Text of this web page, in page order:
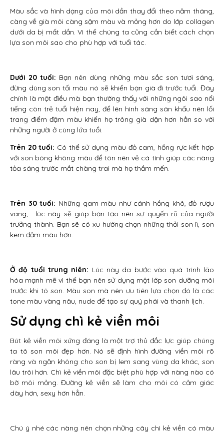
Màu sắc và hình dạng của môi dần thay đổi theo năm tháng,
càng về già môi càng sậm màu và mỏng hơn do lớp collagen
dưới da bị mất dần. Vì thế chúng ta cũng cần biết cách chọn
lựa son môi sao cho phù hợp với tuổi tác.
Dưới 20 tuổi: Bạn nên dùng những màu sắc son tươi sáng,
đừng dùng son tối màu nó sẽ khiến bạn già đi trước tuổi. Đây
chính là một điều mà bạn thường thấy với những ngôi sao nổi
tiếng còn trẻ tuổi hiện nay, để lên hình sáng sân khấu nên lối
trang điểm đậm màu khiến họ trông già dặn hơn hẳn so với
những người ở cùng lứa tuổi.
Trên 20 tuổi: Có thể sử dụng màu đỏ cam, hồng rực kết hợp
với son bóng không màu để tôn nên vẻ cá tính giúp các nàng
tỏa sáng trước mắt chàng trai mà họ thầm mến.
Trên 30 tuổi: Những gam màu như cánh hồng khô, đỏ rượu
vang,… lúc này sẽ giúp bạn tạo nên sự quyến rũ của người
trưởng thành. Bạn sẽ có xu hướng chọn những thỏi son lì, son
kem đậm màu hơn.
Ở độ tuổi trung niên: Lúc này da bước vào quá trình lão
hóa mạnh mẽ vì thế bạn nên sử dụng một lớp son dưỡng môi
trước khi tô son. Màu son mà nên ưu tiên lựa chọn đó là các
tone màu vàng nâu, nude để tạo sự quý phái và thanh lịch.
Sử dụng chì kẻ viền môi
Bút kẻ viền môi xứng đáng là một trợ thủ đắc lực giúp chúng
ta tô son môi đẹp hơn. Nó sẽ định hình đường viền môi rõ
ràng và ngăn không cho son bị lem sang vùng da khác, son
lâu trôi hơn. Chì kẻ viền môi đặc biệt phù hợp với nàng nào có
bờ môi mỏng. Đường kẻ viền sẽ làm cho môi có cảm giác
dày hơn, sexy hơn hẳn.
Chú ý nhé các nàng nên chọn những cây chì kẻ viền có màu